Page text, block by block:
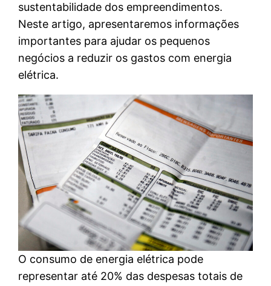
sustentabilidade dos empreendimentos.
Neste artigo, apresentaremos informações
importantes para ajudar os pequenos
negócios a reduzir os gastos com energia
elétrica.
O consumo de energia elétrica pode
representar até 20% das despesas totais de